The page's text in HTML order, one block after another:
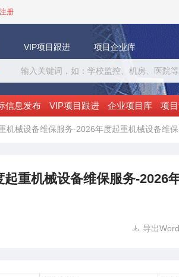
注册
VIP项目跟进 项目企业库
信息发布 VIP项目跟进 企业项目库 项
机械设备维保服务-2026年度起重机械设备维
重机械设备维保服务-2026
 导出Word